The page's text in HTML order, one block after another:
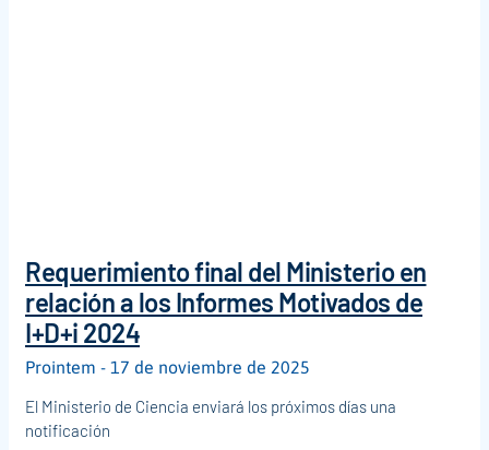
Requerimiento final del Ministerio en
relación a los Informes Motivados de
I+D+i 2024
Prointem
17 de noviembre de 2025
El Ministerio de Ciencia enviará los próximos días una
notificación